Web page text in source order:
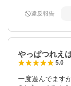
違反報告
やっぱつれえ
5.0
一度遊んでます